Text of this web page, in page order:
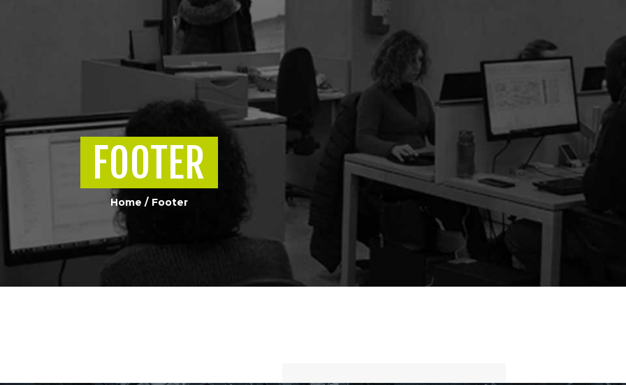
FOOTER
Home Footer
COSA FACCIAMO
EQUIPAGGIAMENTO
CONTATTI